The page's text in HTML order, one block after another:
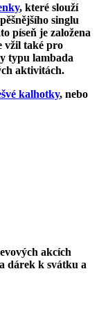
, které slouží
singlu
píseň je založena
vžil také pro
typu lambada
aktivitách.
kalhotky, nebo
akcích
dárek k svátku a